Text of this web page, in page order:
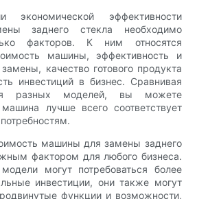
экономической эффективности
заднего стекла необходимо
факторов. К ним относятся
машины, эффективность и
качество готового продукта
инвестиций в бизнес. Сравнивая
разных моделей, вы можете
лучше всего соответствует
машины для замены заднего
фактором для любого бизнеса.
могут потребоваться более
инвестиции, они также могут
функции и возможности,